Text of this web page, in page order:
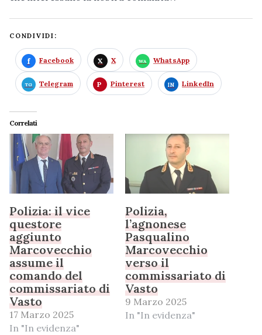
CONDIVIDI:
Facebook X WhatsApp
Telegram Pinterest LinkedIn
Correlati
Polizia: il vice
questore
aggiunto
Marcovecchio
assume il
comando del
commissariato di
Vasto
17 Marzo 2025
In "In evidenza"
Polizia,
l’agnonese
Pasqualino
Marcovecchio
verso il
commissariato di
Vasto
9 Marzo 2025
In "In evidenza"